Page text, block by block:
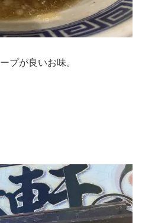
プが良いお味。